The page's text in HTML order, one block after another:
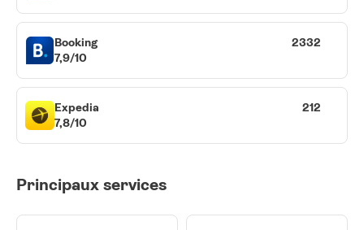
Booking
7,9/10
2332
Expedia
7,8/10
212
Principaux services